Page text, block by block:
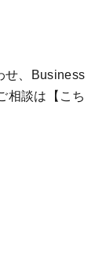
せ、Business
相談は 【こち